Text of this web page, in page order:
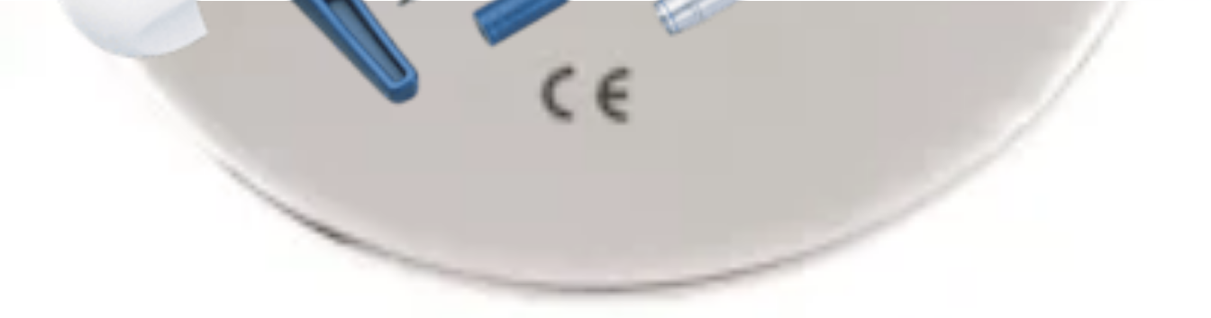
Sizer/Tamp, 8 mm, purple